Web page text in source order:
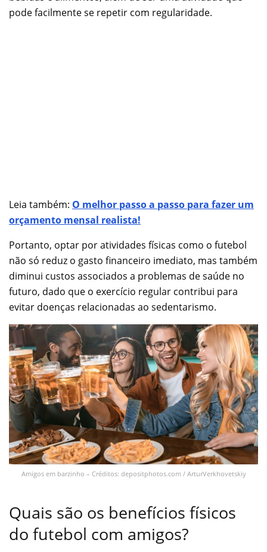
pode facilmente se repetir com regularidade.
Leia também: O melhor passo a passo para fazer um
orçamento mensal realista!
Portanto, optar por atividades físicas como o futebol
não só reduz o gasto financeiro imediato, mas também
diminui custos associados a problemas de saúde no
futuro, dado que o exercício regular contribui para
evitar doenças relacionadas ao sedentarismo.
Amigos em barzinho – Créditos: depositphotos.com / ArturVerkhovetskiy
Quais são os benefícios físicos
do futebol com amigos?